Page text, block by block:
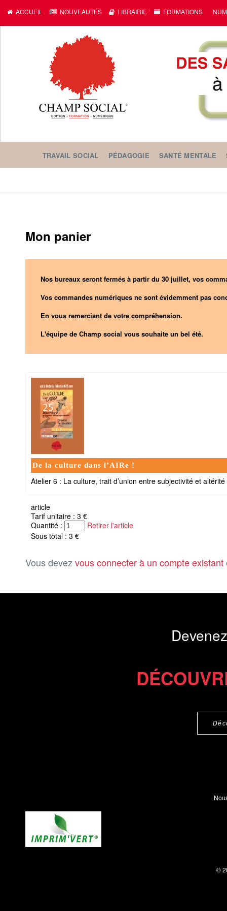
ACCUEIL NOUVEAUTÉS LIBRAIRIE FORMATIONS
TRAVAIL SOCIAL PÉDAGOGIE SANTÉ MENTALE
Mon panier
Nos bureaux seront fermés à partir du 30 juillet, vos
Vos commandes numériques ne sont évidemment pas
En vous remerciant de votre compréhension.
L'équipe de Champ social vous souhaite un bel été.
De la culture dans l’AIRe !
Atelier 6 : La culture, trait d’union entre subjectivité et
article
Tarif unitaire : 3 €
Quantité :
Retirer l'article
Sous total : 3 €
Vous devez vous connecter à un compte existant
©